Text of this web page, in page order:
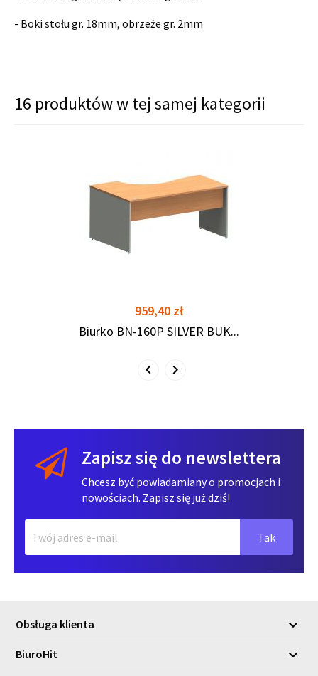
- Boki stołu gr. 18mm, obrzeże gr. 2mm
16 produktów w tej samej kategorii
Cena
959,40 zł
Biurko BN-160P SILVER BUK...
Zapisz się do newslettera
Chcesz być powiadamiany o promocjach i
nowościach. Zapisz się już dziś!
Obsługa klienta 
BiuroHit 